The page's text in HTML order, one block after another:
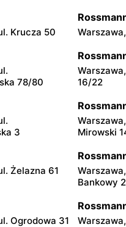
Krucza 50
78/80
16/22
3
Mirowski
Żelazna 61
Bankowy 2
Ogrodowa 31